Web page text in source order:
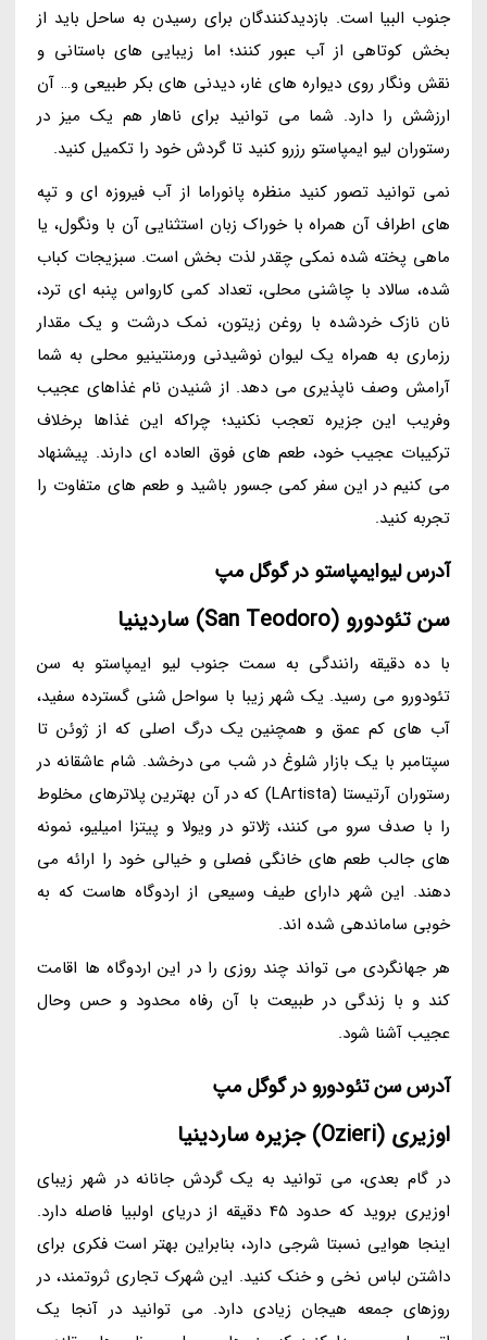
جنوب البیا است. بازدیدکنندگان برای رسیدن به ساحل باید از
بخش کوتاهی از آب عبور کنند؛ اما زیبایی های باستانی و
نقش ونگار روی دیواره های غار، دیدنی های بکر طبیعی و… آن
ارزشش را دارد. شما می توانید برای ناهار هم یک میز در
رستوران لیو ایمپاستو رزرو کنید تا گردش خود را تکمیل کنید.
نمی توانید تصور کنید منظره پانوراما از آب فیروزه ای و تپه
های اطراف آن همراه با خوراک زبان استثنایی آن با ونگول، یا
ماهی پخته شده نمکی چقدر لذت بخش است. سبزیجات کباب
شده، سالاد با چاشنی محلی، تعداد کمی کارواس پنبه ای ترد،
نان نازک خردشده با روغن زیتون، نمک درشت و یک مقدار
رزماری به همراه یک لیوان نوشیدنی ورمنتینیو محلی به شما
آرامش وصف ناپذیری می دهد. از شنیدن نام غذاهای عجیب
وفریب این جزیره تعجب نکنید؛ چراکه این غذاها برخلاف
ترکیبات عجیب خود، طعم های فوق العاده ای دارند. پیشنهاد
می کنیم در این سفر کمی جسور باشید و طعم های متفاوت را
تجربه کنید.
آدرس لیوایمپاستو در گوگل مپ
سن تئودورو (San Teodoro) ساردینیا
با ده دقیقه رانندگی به سمت جنوب لیو ایمپاستو به سن
تئودورو می رسید. یک شهر زیبا با سواحل شنی گسترده سفید،
آب های کم عمق و همچنین یک درگ اصلی که از ژوئن تا
سپتامبر با یک بازار شلوغ در شب می درخشد. شام عاشقانه در
رستوران آرتیستا (LArtista) که در آن بهترین پلاترهای مخلوط
را با صدف سرو می کنند، ژلاتو در ویولا و پیتزا امیلیو، نمونه
های جالب طعم های خانگی فصلی و خیالی خود را ارائه می
دهند. این شهر دارای طیف وسیعی از اردوگاه هاست که به
خوبی ساماندهی شده اند.
هر جهانگردی می تواند چند روزی را در این اردوگاه ها اقامت
کند و با زندگی در طبیعت با آن رفاه محدود و حس وحال
عجیب آشنا شود.
آدرس سن تئودورو در گوگل مپ
اوزیری (Ozieri) جزیره ساردینیا
در گام بعدی، می توانید به یک گردش جانانه در شهر زیبای
اوزیری بروید که حدود 45 دقیقه از دریای اولبیا فاصله دارد.
اینجا هوایی نسبتا شرجی دارد، بنابراین بهتر است فکری برای
داشتن لباس نخی و خنک کنید. این شهرک تجاری ثروتمند، در
روزهای جمعه هیجان زیادی دارد. می توانید در آنجا یک